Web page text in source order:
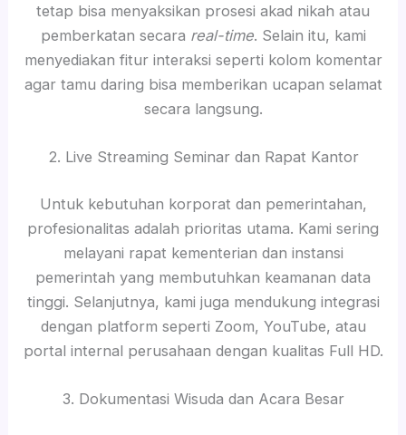
tetap bisa menyaksikan prosesi akad nikah atau
pemberkatan secara real-time. Selain itu, kami
menyediakan fitur interaksi seperti kolom komentar
agar tamu daring bisa memberikan ucapan selamat
secara langsung.
2. Live Streaming Seminar dan Rapat Kantor
Untuk kebutuhan korporat dan pemerintahan,
profesionalitas adalah prioritas utama. Kami sering
melayani rapat kementerian dan instansi
pemerintah yang membutuhkan keamanan data
tinggi. Selanjutnya, kami juga mendukung integrasi
dengan platform seperti Zoom, YouTube, atau
portal internal perusahaan dengan kualitas Full HD.
3. Dokumentasi Wisuda dan Acara Besar